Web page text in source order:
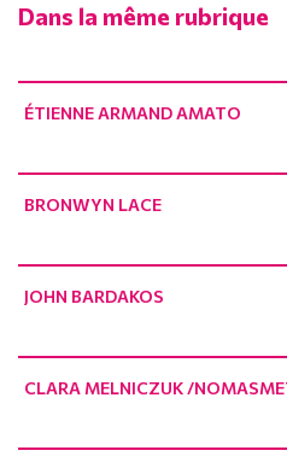
Dans la même rubrique
ÉTIENNE ARMAND AMATO
BRONWYN LACE
JOHN BARDAKOS
CLARA MELNICZUK /